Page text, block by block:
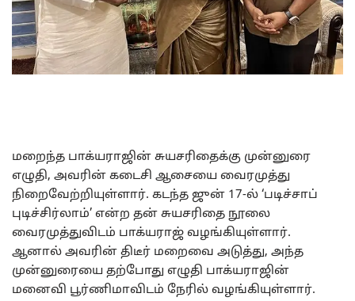
மறைந்த பாக்யராஜின் சுயசரிதைக்கு முன்னுரை
எழுதி, அவரின் கடைசி ஆசையை வைரமுத்து
நிறைவேற்றியுள்ளார். கடந்த ஜுன் 17-ல் ‘படிச்சாப்
புடிச்சிர்லாம்’ என்ற தன் சுயசரிதை நூலை
வைரமுத்துவிடம் பாக்யராஜ் வழங்கியுள்ளார்.
ஆனால் அவரின் திடீர் மறைவை அடுத்து, அந்த
முன்னுரையை தற்போது எழுதி பாக்யராஜின்
மனைவி பூர்ணிமாவிடம் நேரில் வழங்கியுள்ளார்.